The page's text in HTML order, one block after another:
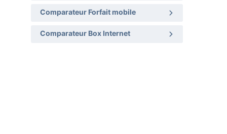
Comparateur Forfait mobile
Comparateur Box Internet